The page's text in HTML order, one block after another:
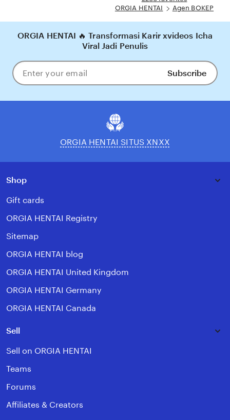
ORGIA HENTAI
Agen BOKEP
ORGIA HENTAI 🔥 Transformasi Karir xvideos Icha
Viral Jadi Penulis
Enter
your
Subscribe
ORGIA HENTAI SITUS XNXX
Shop
Gift cards
ORGIA HENTAI Registry
Sitemap
ORGIA HENTAI blog
ORGIA HENTAI United Kingdom
ORGIA HENTAI Germany
ORGIA HENTAI Canada
Sell
Sell on ORGIA HENTAI
Teams
Forums
Affiliates & Creators